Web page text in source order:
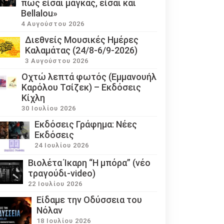
πως είσαι μάγκας, είσαι και
Bellalou»
4 Αυγούστου 2026
Διεθνείς Μουσικές Ημέρες
Καλαμάτας (24/8-6/9-2026)
3 Αυγούστου 2026
Οχτώ λεπτά φωτός (Εμμανουήλ
Καρόλου Τσίζεκ) – Εκδόσεις
Κίχλη
30 Ιουλίου 2026
Εκδόσεις Γράφημα: Νέες
Εκδόσεις
24 Ιουλίου 2026
Βιολέτα Ίκαρη “Η μπόρα” (νέο
τραγούδι-video)
22 Ιουλίου 2026
Eίδαμε την Οδύσσεια του
Νόλαν
18 Ιουλίου 2026